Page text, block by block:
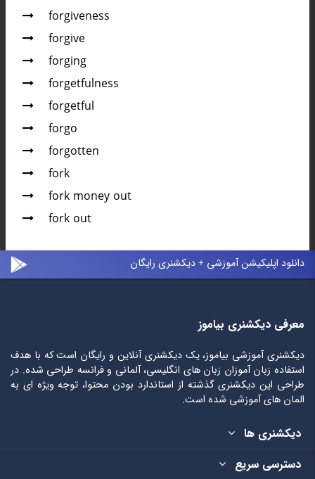
forgiveness
forgive
forging
forgetfulness
forgetful
forgo
forgotten
fork
fork money out
fork out
دانلود اپلیکیشن آموزشی + دیکشنری رایگان
معرفی دیکشنری بیاموز
دیکشنری آموزشی بیاموز، یک دیکشنری آنلاین و رایگان است که با هدف
استفاده زبان آموزان زبان های انگلیسی، آلمانی و فرانسه طراحی شده. در
طراحی این دیکشنری گذشته از استاندارد بودن محتوا، توجه ویژه ای به
المان های آموزشی شده است.
دیکشنری ها
دسترسی سریع